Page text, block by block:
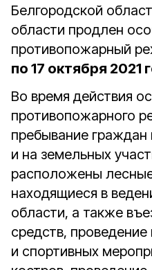
Белгородской
области продлен
противопожарный
по 17 октября 2021
Во время действия
противопожарного
пребывание
и на земельных
расположены
находящиеся в
области, а также
средств,
и спортивных